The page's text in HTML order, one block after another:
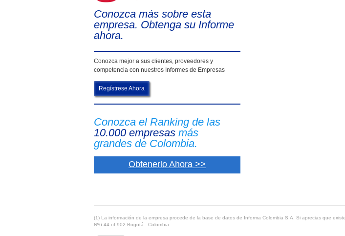
Conozca más sobre esta
empresa. Obtenga su Informe
ahora.
Conozca mejor a sus clientes, proveedores y
competencia con nuestros Informes de Empresas
Regístrese Ahora
Conozca el Ranking de las
10.000 empresas más
grandes de Colombia.
Obtenerlo Ahora >>
(1) La información de la empresa procede de la base de datos de Informa Colombia S.A. Si aprecias que
Nº6-44 of.902 Bogotá - Colombia